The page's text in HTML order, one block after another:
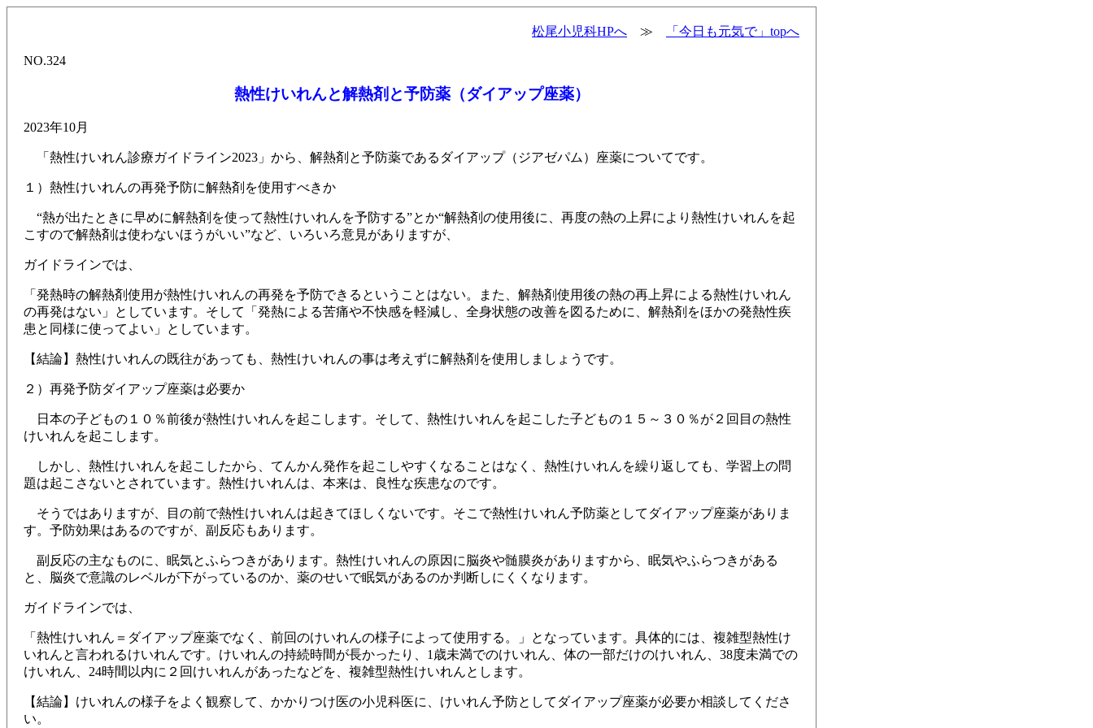
松尾小児科HPへ ≫ 「今日も元気で」topへ
NO.324
熱性けいれんと解熱剤と予防薬（ダイアップ座薬）
2023年10月
「熱性けいれん診療ガイドライン2023」から、解熱剤と予防薬であるダイアップ（ジアゼパム）座薬についてです。
１）熱性けいれんの再発予防に解熱剤を使用すべきか
“熱が出たときに早めに解熱剤を使って熱性けいれんを予防する”とか“解熱剤の使用後に、再度の熱の上昇により熱性けいれんを起
こすので解熱剤は使わないほうがいい”など、いろいろ意見がありますが、
ガイドラインでは、
「発熱時の解熱剤使用が熱性けいれんの再発を予防できるということはない。また、解熱剤使用後の熱の再上昇による熱性けいれん
の再発はない」としています。そして「発熱による苦痛や不快感を軽減し、全身状態の改善を図るために、解熱剤をほかの発熱性疾
患と同様に使ってよい」としています。
【結論】熱性けいれんの既往があっても、熱性けいれんの事は考えずに解熱剤を使用しましょうです。
２）再発予防ダイアップ座薬は必要か
日本の子どもの１０％前後が熱性けいれんを起こします。そして、熱性けいれんを起こした子どもの１５～３０％が２回目の熱性
けいれんを起こします。
しかし、熱性けいれんを起こしたから、てんかん発作を起こしやすくなることはなく、熱性けいれんを繰り返しても、学習上の問
題は起こさないとされています。熱性けいれんは、本来は、良性な疾患なのです。
そうではありますが、目の前で熱性けいれんは起きてほしくないです。そこで熱性けいれん予防薬としてダイアップ座薬がありま
す。予防効果はあるのですが、副反応もあります。
副反応の主なものに、眠気とふらつきがあります。熱性けいれんの原因に脳炎や髄膜炎がありますから、眠気やふらつきがある
と、脳炎で意識のレベルが下がっているのか、薬のせいで眠気があるのか判断しにくくなります。
ガイドラインでは、
「熱性けいれん＝ダイアップ座薬でなく、前回のけいれんの様子によって使用する。」となっています。具体的には、複雑型熱性け
いれんと言われるけいれんです。けいれんの持続時間が長かったり、1歳未満でのけいれん、体の一部だけのけいれん、38度未満での
けいれん、24時間以内に２回けいれんがあったなどを、複雑型熱性けいれんとします。
【結論】けいれんの様子をよく観察して、かかりつけ医の小児科医に、けいれん予防としてダイアップ座薬が必要か相談してくださ
い。